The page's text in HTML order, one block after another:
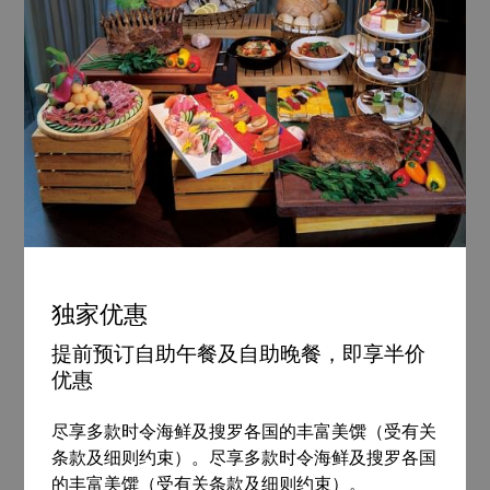
独家优惠
提前预订自助午餐及自助晚餐，即享半价
优惠
尽享多款时令海鲜及搜罗各国的丰富美馔（受有关
条款及细则约束）。尽享多款时令海鲜及搜罗各国
的丰富美馔（受有关条款及细则约束）。